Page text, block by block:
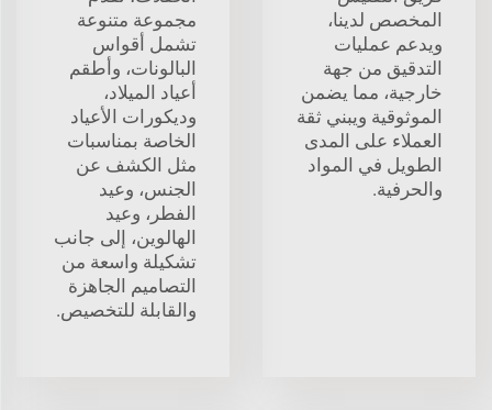
المخصص لدينا،
ويدعم عمليات
التدقيق من جهة
خارجية، مما يضمن
الموثوقية ويبني ثقة
العملاء على المدى
الطويل في المواد
والحرفية.
مجموعة متنوعة
تشمل أقواس
البالونات، وأطقم
أعياد الميلاد،
وديكورات الأعياد
الخاصة بمناسبات
مثل الكشف عن
الجنس، وعيد
الفطر، وعيد
الهالوين، إلى جانب
تشكيلة واسعة من
التصاميم الجاهزة
والقابلة للتخصيص.